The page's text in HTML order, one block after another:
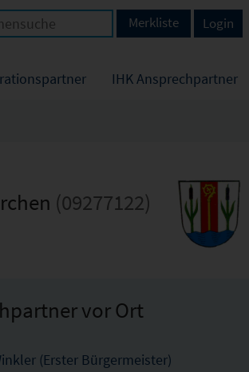
IHK Ansprechpartner
Login
Merkliste
(09277122)
vor Ort
(Erster Bürgermeister)